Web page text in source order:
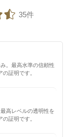
35件
。最高水準の信頼性
証明です。
高レベルの透明性を
証明です。